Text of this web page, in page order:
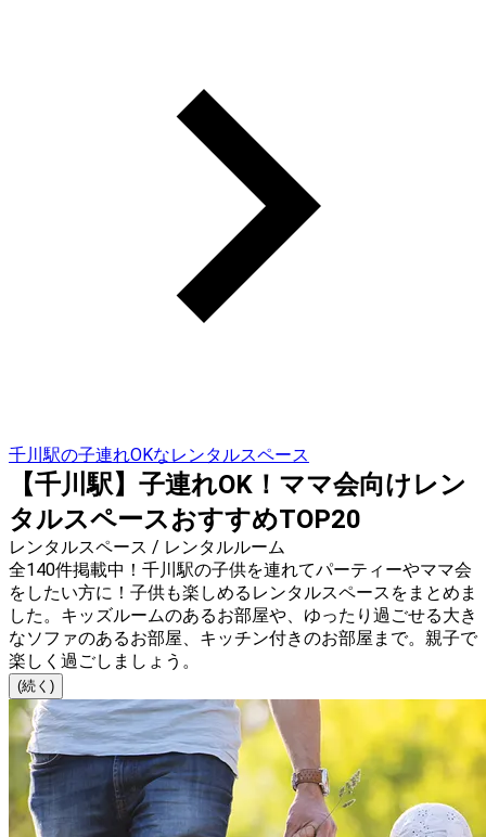
千川駅の子連れOKなレンタルスペース
【千川駅】子連れOK！ママ会向けレン
タルスペースおすすめTOP20
レンタルスペース / レンタルルーム
全140件掲載中！千川駅の子供を連れてパーティーやママ会
をしたい方に！子供も楽しめるレンタルスペースをまとめま
した。キッズルームのあるお部屋や、ゆったり過ごせる大き
なソファのあるお部屋、キッチン付きのお部屋まで。親子で
楽しく過ごしましょう。
(続く)